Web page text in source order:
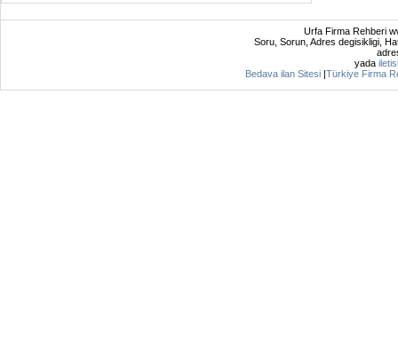
Urfa Firma Rehberi
Soru, Sorun, Adres degisikligi,
yada
Bedava ilan Sitesi |Türkiye Firma